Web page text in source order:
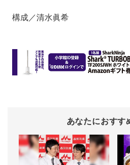
構成／清水眞希
あなたにおすす